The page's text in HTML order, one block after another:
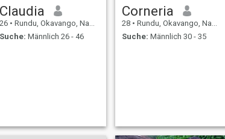
Claudia
26 • Rundu, Okavango, Namibia
Suche: Männlich 26 - 46
Corneria
28 • Rundu, Okavango, Namibia
Suche: Männlich 30 - 35